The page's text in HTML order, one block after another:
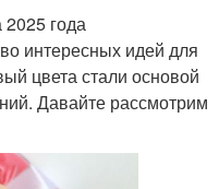
года
интересных идей для
цвета стали основой
Давайте рассмотрим